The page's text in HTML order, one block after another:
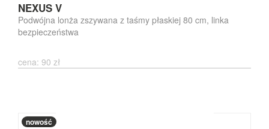
NEXUS V
Podwójna lonża zszywana z taśmy płaskiej 80 cm, linka
bezpieczeństwa
cena: 90 zł
nowość